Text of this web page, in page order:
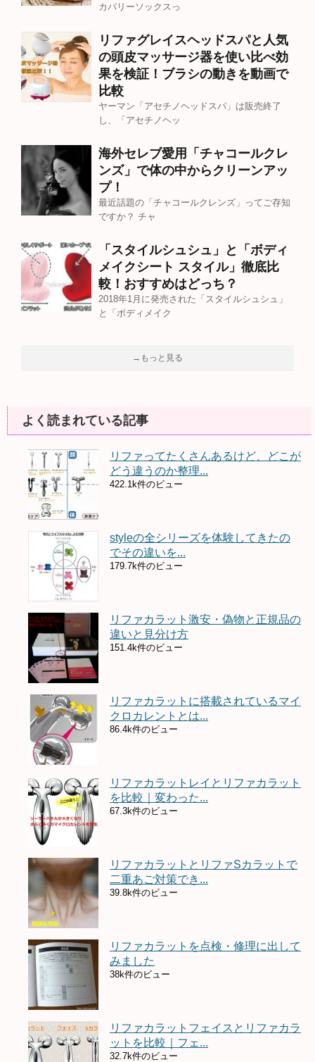
カバリーソックスっ
リファグレイスヘッドスパと人気
の頭皮マッサージ器を使い比べ効
果を検証！ブラシの動きを動画で
比較
ヤーマン「アセチノヘッドスパ」は販売終了
し、「アセチノヘッ
海外セレブ愛用「チャコールクレ
ンズ」で体の中からクリーンアッ
プ！
最近話題の「チャコールクレンズ」ってご存知
ですか？ チャ
「スタイルシュシュ」と「ボディ
メイクシート スタイル」徹底比
較！おすすめはどっち？
2018年1月に発売された「スタイルシュシュ」
と「ボディメイク
→もっと見る
よく読まれている記事
リファってたくさんあるけど、どこが
どう違うのか整理...
422.1k件のビュー
styleの全シリーズを体験してきたの
でその違いを...
179.7k件のビュー
リファカラット激安・偽物と正規品の
違いと見分け方
151.4k件のビュー
リファカラットに搭載されているマイ
クロカレントとは...
86.4k件のビュー
リファカラットレイとリファカラット
を比較｜変わった...
67.3k件のビュー
リファカラットとリファSカラットで
二重あご対策でき...
39.8k件のビュー
リファカラットを点検・修理に出して
みました
38k件のビュー
リファカラットフェイスとリファカラ
ットを比較｜フェ...
32.7k件のビュー